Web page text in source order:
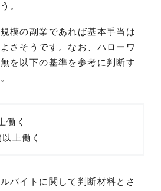
。
模の副業であれば基本手当は
さそうです。なお、ハローワ
を以下の基準を参考に判断す
働く
上働く
バイトに関して判断材料とさ